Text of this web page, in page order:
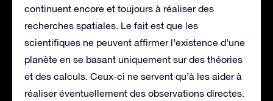
continuent encore et toujours à réaliser des
recherches spatiales. Le fait est que les
scientifiques ne peuvent affirmer l’existence d’une
planète en se basant uniquement sur des théories
et des calculs. Ceux-ci ne servent qu’à les aider à
réaliser éventuellement des observations directes.